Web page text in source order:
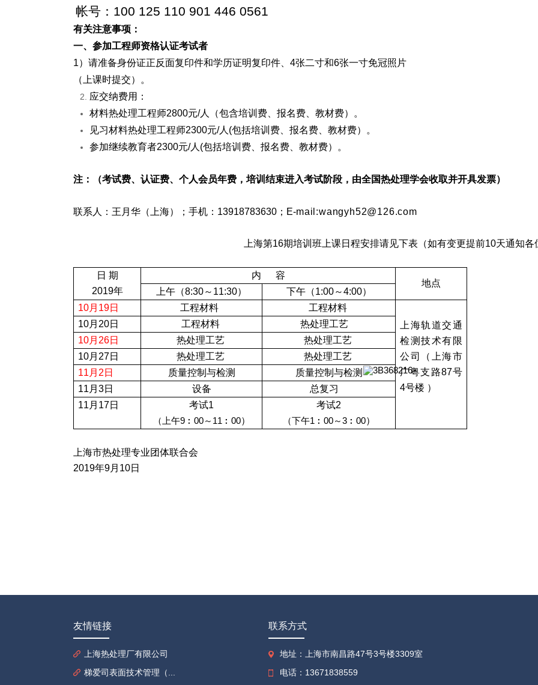
帐号： 100 125 110 901 446 0561
有关注意事项：
一、参加工程师资格认证考试者
1）请准备身份证正反面复印件和学历证明复印件、 4张二寸和6张一寸免冠照片
（上课时提交）。
应交纳费用：
材料热处理工程师2800元/人（包含培训费、报名费、教材费）。
见习材料热处理工程师2300元/人 (包括培训费、报名费、教材费）。
参加继续教育者2300元/人 (包括培训费、报名费、教材费）。
注： （考试费、认证费、个人会员年费，培训结束进入考试阶段，由全国热处理学会收取并开具发票）
联系人：王月华（上海）；手机： 13918783630 ； E-mail:wangyh52@126.com
上海第16期培训班上课日程安排请见下表（如有变更提前10天通知各
日 期
2019年
内 容
地点
上午（8:30～ 11:30） 下午（1:00～4:00）
10月 19日 工程材料
工程材料
上 海轨道交通
检测技术有限
公司（上海市
广粤支路87号
4号楼 ）
10月 20日 工程材料
热处理工艺
10月 26日 热处理工艺
热处理工艺
10月 27日 热处理工艺
热处理工艺
11 月 2 日 质量控制与检测
质量控制与检测
11 月3日 设备
总复习
11 月 17日 考试1
（上午9︰ 00～ 11 ︰ 00）
考试2
（下午1 ︰ 00～3︰ 00）
上海市热处理专业团体联合会
2019年9月 10日
友情链接
上海热处理厂有限公司
梯爱司表面技术管理（...
联系方式
地址：上海市南昌路47号3号楼3309室
电话：13671838559